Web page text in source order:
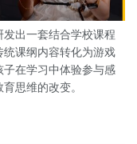
出一套结合学校课程
课纲内容转化为游戏
在学习中体验参与感
思维的改变。